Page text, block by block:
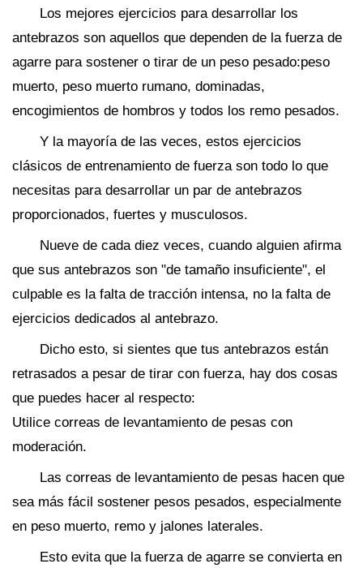
Los mejores ejercicios para desarrollar los
antebrazos son aquellos que dependen de la fuerza de
agarre para sostener o tirar de un peso pesado:peso
muerto, peso muerto rumano, dominadas,
encogimientos de hombros y todos los remo pesados.
Y la mayoría de las veces, estos ejercicios
clásicos de entrenamiento de fuerza son todo lo que
necesitas para desarrollar un par de antebrazos
proporcionados, fuertes y musculosos.
Nueve de cada diez veces, cuando alguien afirma
que sus antebrazos son "de tamaño insuficiente", el
culpable es la falta de tracción intensa, no la falta de
ejercicios dedicados al antebrazo.
Dicho esto, si sientes que tus antebrazos están
retrasados a pesar de tirar con fuerza, hay dos cosas
que puedes hacer al respecto:
Utilice correas de levantamiento de pesas con
moderación.
Las correas de levantamiento de pesas hacen que
sea más fácil sostener pesos pesados, especialmente
en peso muerto, remo y jalones laterales.
Esto evita que la fuerza de agarre se convierta en